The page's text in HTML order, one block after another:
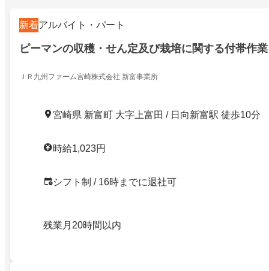
新着アルバイト・パート
ピーマンの収穫・せん定及び栽培に関する付帯作業
ＪＲ九州ファーム宮崎株式会社 新富事業所
宮崎県 新富町 大字上富田 / 日向新富駅 徒歩10分
時給1,023円
シフト制 / 16時までに退社可
残業月20時間以内